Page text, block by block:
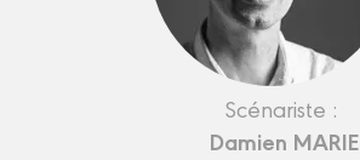
Scénariste :
Damien MARIE